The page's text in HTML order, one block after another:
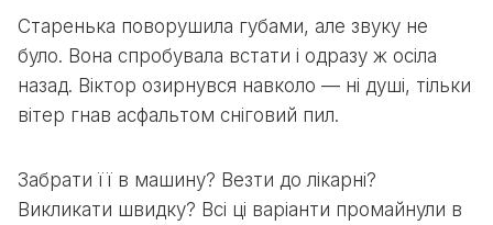
Старенька поворушила губами, але звуку не
було. Вона спробувала встати і одразу ж осіла
назад. Віктор озирнувся навколо — ні душі, тільки
вітер гнав асфальтом сніговий пил.
Забрати її в машину? Везти до лікарні?
Викликати швидку? Всі ці варіанти промайнули в